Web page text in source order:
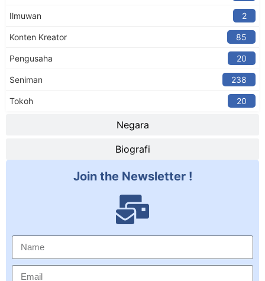
Negara
Biografi
Ilmuwan 2
Konten Kreator​ 85
Pengusaha 20
Seniman 238
Tokoh 20
Join the Newsletter !